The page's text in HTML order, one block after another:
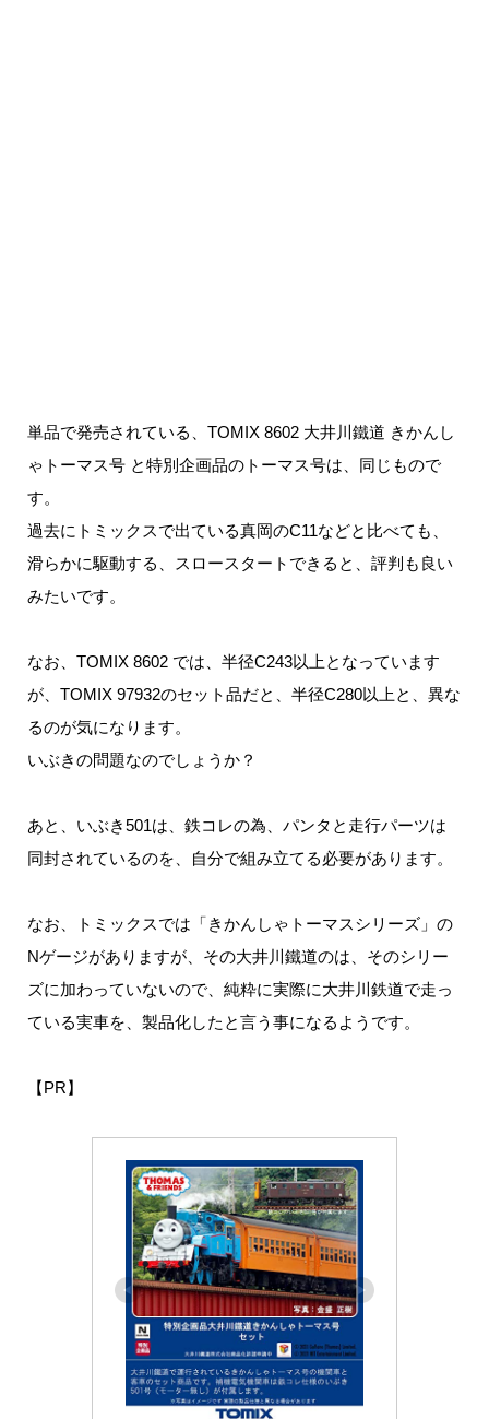
単品で発売されている、TOMIX 8602 大井川鐵道 きかんし
ゃトーマス号 と特別企画品のトーマス号は、同じもので
す。
過去にトミックスで出ている真岡のC11などと比べても、
滑らかに駆動する、スロースタートできると、評判も良い
みたいです。
なお、TOMIX 8602 では、半径C243以上となっています
が、TOMIX 97932のセット品だと、半径C280以上と、異な
るのが気になります。
いぶきの問題なのでしょうか？
あと、いぶき501は、鉄コレの為、パンタと走行パーツは
同封されているのを、自分で組み立てる必要があります。
なお、トミックスでは「きかんしゃトーマスシリーズ」の
Nゲージがありますが、その大井川鐵道のは、そのシリー
ズに加わっていないので、純粋に実際に大井川鉄道で走っ
ている実車を、製品化したと言う事になるようです。
【PR】